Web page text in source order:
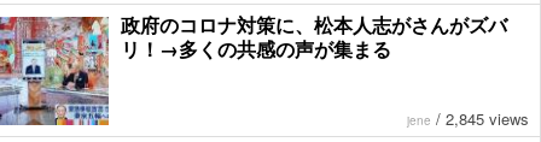
政府のコロナ対策に、松本人志がさんがズバ
リ！→多くの共感の声が集まる
jene / 2,845 views